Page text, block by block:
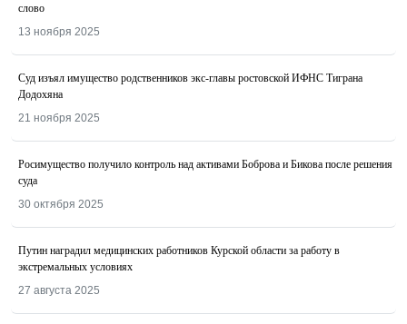
слово
13 ноября 2025
Суд изъял имущество родственников экс-главы ростовской ИФНС Тиграна
Додохяна
21 ноября 2025
Росимущество получило контроль над активами Боброва и Бикова после решения
суда
30 октября 2025
Путин наградил медицинских работников Курской области за работу в
экстремальных условиях
27 августа 2025